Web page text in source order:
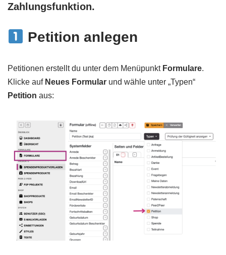
Zahlungsfunktion.
Petition anlegen
Petitionen erstellt du unter dem Menüpunkt Formulare.
Klicke auf Neues Formular und wähle unter „Typen“
Petition aus: